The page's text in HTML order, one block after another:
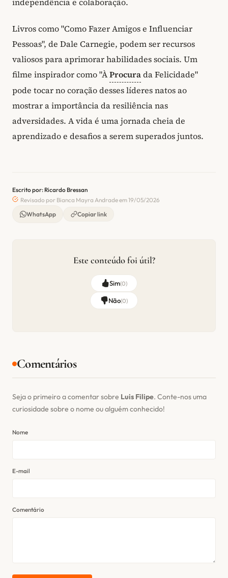
Livros como "Como Fazer Amigos e Influenciar
Pessoas", de Dale Carnegie, podem ser recursos
valiosos para aprimorar habilidades sociais. Um
filme inspirador como "ÀProcurada Felicidade"
pode tocar no coração desses líderes natos ao
mostrar a importância da resiliência nas
adversidades. A vida é uma jornada cheia de
aprendizado e desafios a serem superados juntos.
Escrito por: Ricardo Bressan
Revisado por Bianca Mayra Andrade em 19/05/2026
WhatsApp
Copiar link
Este conteúdo foi útil?
Sim(0)
Não(0)
Comentários
Seja o primeiro a comentar sobre Luis Filipe. Conte-nos uma
curiosidade sobre o nome ou alguém conhecido!
Nome
E-mail
Comentário